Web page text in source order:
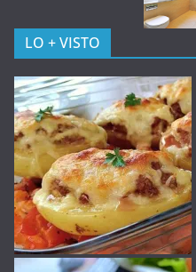
LO + VISTO